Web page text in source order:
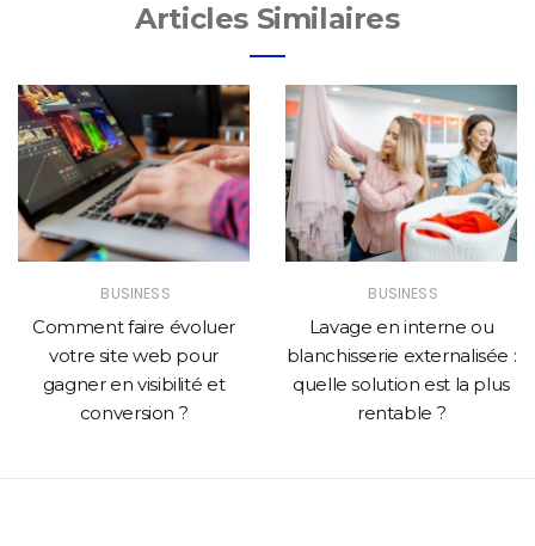
Articles Similaires
BUSINESS
Comment faire évoluer
votre site web pour
gagner en visibilité et
conversion ?
BUSINESS
Lavage en interne ou
blanchisserie externalisée :
quelle solution est la plus
rentable ?